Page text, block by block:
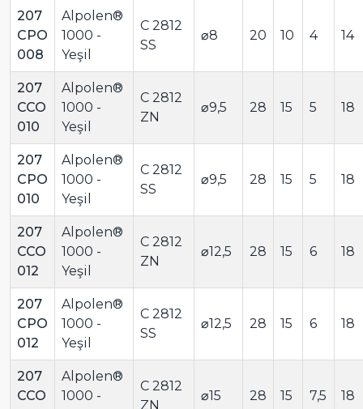
207
CPO
008
Alpolen®
1000 -
Yeşil
C 2812
SS
⌀8 20 10 4 14
207
CCO
010
Alpolen®
1000 -
Yeşil
C 2812
ZN
⌀9,5 28 15 5 18
207
CPO
010
Alpolen®
1000 -
Yeşil
C 2812
SS
⌀9,5 28 15 5 18
207
CCO
012
Alpolen®
1000 -
Yeşil
C 2812
ZN
⌀12,5 28 15 6 18
207
CPO
012
Alpolen®
1000 -
Yeşil
C 2812
SS
⌀12,5 28 15 6 18
207
CCO
Alpolen®
1000 -
C 2812
ZN
⌀15 28 15 7,5 18